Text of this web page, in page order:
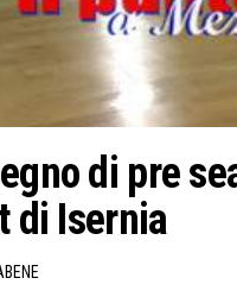
di pre
di Isernia